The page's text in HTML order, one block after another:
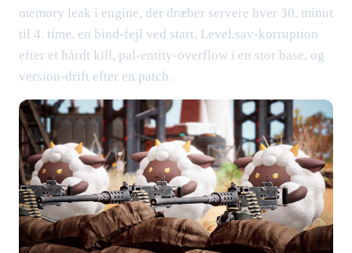
memory leak i engine, der dræber servere hver 30. minut
til 4. time, en bind-fejl ved start, Level.sav-korruption
efter et hårdt kill, pal-entity-overflow i en stor base, og
version-drift efter en patch.